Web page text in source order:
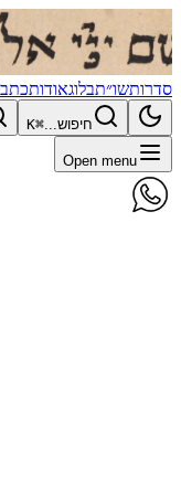
סדרותשו״תבלוגאודות
חיפוש...⌘K
Open menu